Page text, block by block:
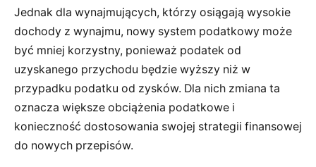
Jednak dla wynajmujących, którzy osiągają wysokie
dochody z wynajmu, nowy system podatkowy może
być mniej korzystny, ponieważ podatek od
uzyskanego przychodu będzie wyższy niż w
przypadku podatku od zysków. Dla nich zmiana ta
oznacza większe obciążenia podatkowe i
konieczność dostosowania swojej strategii finansowej
do nowych przepisów.